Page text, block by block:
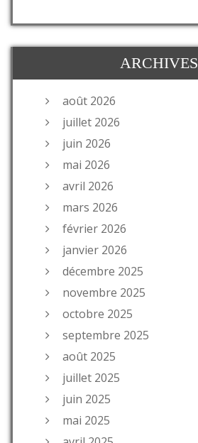
ARCHIVES
août 2026
juillet 2026
juin 2026
mai 2026
avril 2026
mars 2026
février 2026
janvier 2026
décembre 2025
novembre 2025
octobre 2025
septembre 2025
août 2025
juillet 2025
juin 2025
mai 2025